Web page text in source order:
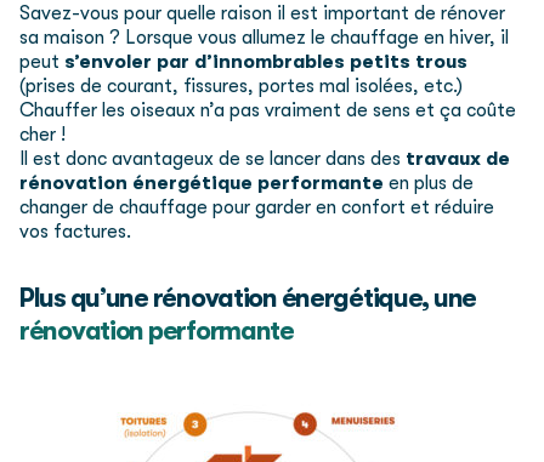
Savez-vous pour quelle raison il est important de rénover
sa maison ? Lorsque vous allumez le chauffage en hiver, il
peut s’envoler par d’innombrables petits trous
(prises de courant, fissures, portes mal isolées, etc.)
Chauffer les oiseaux n’a pas vraiment de sens et ça coûte
cher !
Il est donc avantageux de se lancer dans des travaux de
rénovation énergétique performante en plus de
changer de chauffage pour garder en confort et réduire
vos factures.
Plus qu’une rénovation énergétique, une
rénovation performante